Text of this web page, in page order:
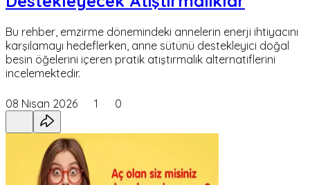
Bu rehber, emzirme dönemindeki annelerin enerji ihtiyacını
karşılamayı hedeflerken, anne sütünü destekleyici doğal
besin öğelerini içeren pratik atıştırmalık alternatiflerini
incelemektedir.
08 Nisan 2026 1 0